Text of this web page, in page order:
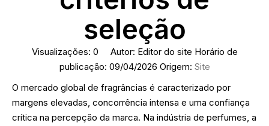
seleção
Visualizações: 0 Autor: Editor do site Horário de
publicação: 09/04/2026 Origem: Site
O mercado global de fragrâncias é caracterizado por
margens elevadas, concorrência intensa e uma confiança
crítica na percepção da marca. Na indústria de perfumes, a